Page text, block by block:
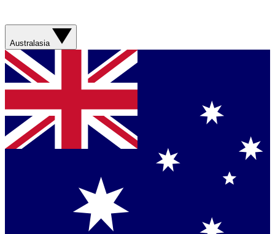
Australasia